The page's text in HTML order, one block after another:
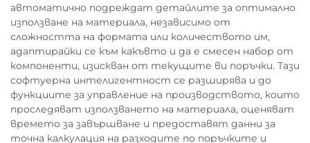
автоматично подреждат детайлите за оптимално
използване на материала, независимо от
сложността на формата или количеството им,
адаптирайки се към какъвто и да е смесен набор от
компоненти, изискван от текущите ви поръчки. Тази
софтуерна интелигентност се разширява и до
функциите за управление на производството, които
проследяват използването на материала, оценяват
времето за завършване и предоставят данни за
точна калкулация на разходите по поръчките и